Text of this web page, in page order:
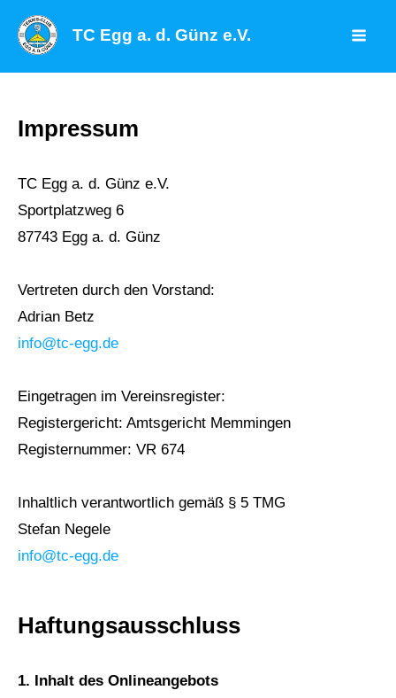
Inhalt
TC Egg a. d. Günz e.V.
Impressum
TC Egg a. d. Günz e.V.
Sportplatzweg 6
87743 Egg a. d. Günz
Vertreten durch den Vorstand:
Adrian Betz
info@tc-egg.de
Eingetragen im Vereinsregister:
Registergericht: Amtsgericht Memmingen
Registernummer: VR 674
Inhaltlich verantwortlich gemäß § 5 TMG
Stefan Negele
info@tc-egg.de
Haftungsausschluss
1. Inhalt des Onlineangebots